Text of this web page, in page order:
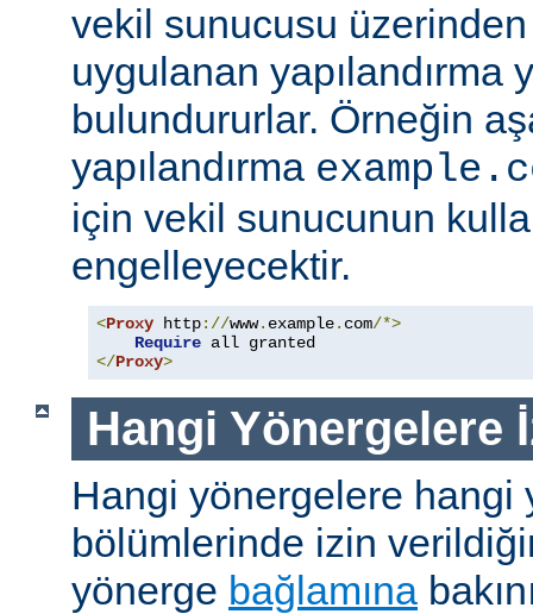
vekil sunucusu
uygulanan yapılandırma
bulundururlar. Örneğin
yapılandırma
için vekil sunucunun
engelleyecektir.
<Proxy http://www. example. com/*>
Require
</Proxy>
Hangi Yönergelere
Hangi yönergelere hangi
bölümlerinde izin
yönerge bağlamına